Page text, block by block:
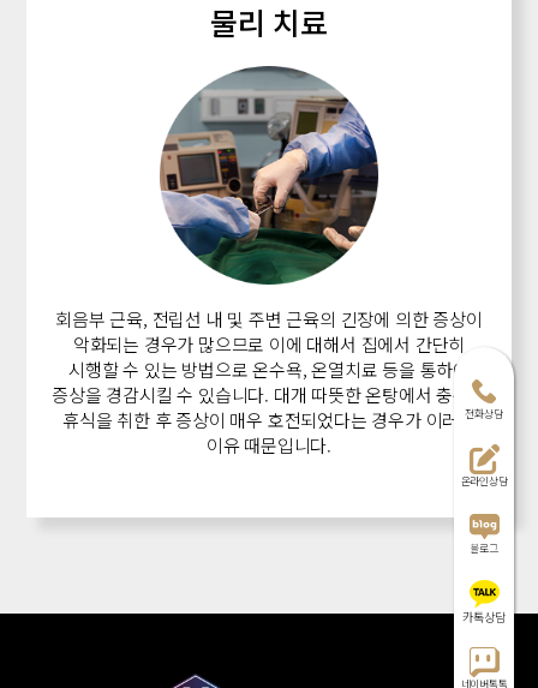
전화상담
온라인상담
블로그
카톡상담
네이버톡톡
물리 치료
회음부 근육, 전립선 내 및 주변 근육의 긴장에 의한 증상이
악화되는 경우가 많으므로 이에 대해서 집에서 간단히
시행할 수 있는 방법으로온수욕, 온열치료 등을 통하여
증상을 경감시킬 수 있습니다. 대개 따뜻한 온탕에서 충분히
휴식을 취한 후 증상이 매우 호전되었다는 경우가 이러한
이유 때문입니다.